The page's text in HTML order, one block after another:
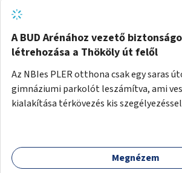
zónák kijelölése. A program indulhat a
területtel, majd az Akotás utcán belüli
A BUD Arénához vezető
létrehozása a Thököly út felől
Az NBIes PLER otthona csak egy saras
gimnáziumi parkolót leszámítva, ami
kialakítása térkövezés kis
koncertek, bálok, jótékonysági
események -, a sármentes, méltó
Megnézem